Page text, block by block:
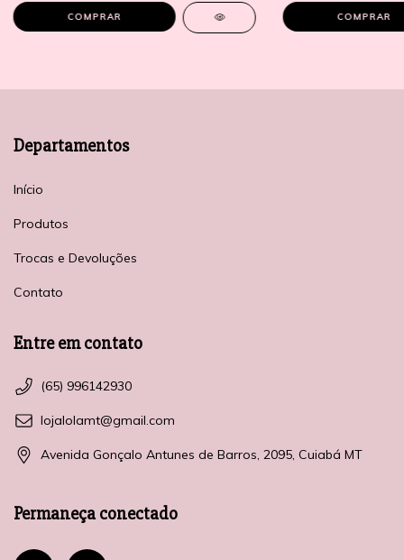
COMPRAR COMPRAR
Departamentos
Início
Produtos
Trocas e Devoluções
Contato
Entre em contato
(65) 996142930
lojalolamt@gmail.com
Avenida Gonçalo Antunes de Barros, 2095, Cuiabá MT
Permaneça conectado